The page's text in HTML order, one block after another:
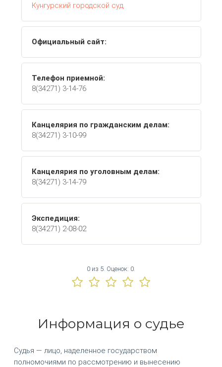
Кунгурский городской суд
Официальный сайт:
Телефон приемной:
8(34271) 3-14-76
Канцелярия по гражданским делам:
8(34271) 3-10-99
Канцелярия по уголовным делам:
8(34271) 3-14-79
Экспедиция:
8(34271) 2-08-02
0 из 5. Оценок: 0
Информация о судье
Судья — лицо, наделенное государством
полномочиями по рассмотрению и вынесению